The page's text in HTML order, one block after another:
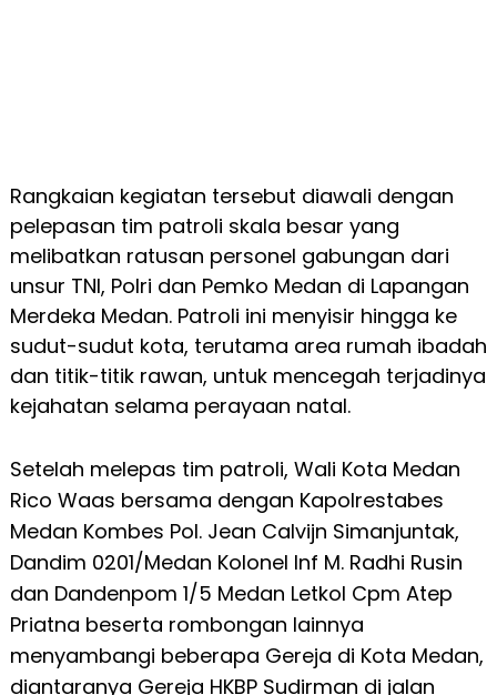
Rangkaian kegiatan tersebut diawali dengan
pelepasan tim patroli skala besar yang
melibatkan ratusan personel gabungan dari
unsur TNI, Polri dan Pemko Medan di Lapangan
Merdeka Medan. Patroli ini menyisir hingga ke
sudut-sudut kota, terutama area rumah ibadah
dan titik-titik rawan, untuk mencegah terjadinya
kejahatan selama perayaan natal.
Setelah melepas tim patroli, Wali Kota Medan
Rico Waas bersama dengan Kapolrestabes
Medan Kombes Pol. Jean Calvijn Simanjuntak,
Dandim 0201/Medan Kolonel Inf M. Radhi Rusin
dan Dandenpom 1/5 Medan Letkol Cpm Atep
Priatna beserta rombongan lainnya
menyambangi beberapa Gereja di Kota Medan,
diantaranya Gereja HKBP Sudirman di jalan